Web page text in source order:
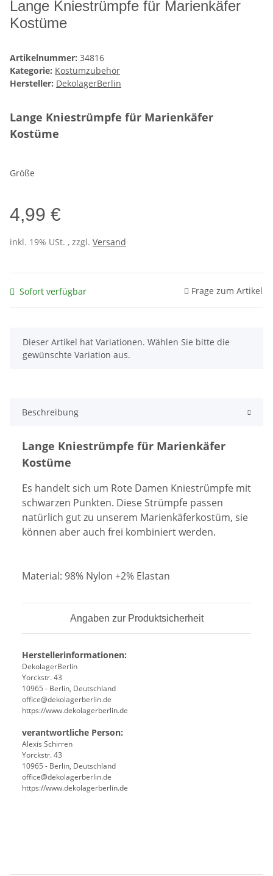
Lange Kniestrümpfe für Marienkäfer
Kostüme
Artikelnummer: 34816
Kategorie: Kostümzubehör
Hersteller: DekolagerBerlin
Lange Kniestrümpfe für Marienkäfer
Kostüme
Größe
4,99 €
inkl. 19% USt. , zzgl. Versand
Sofort verfügbar Frage zum Artikel
x
Dieser Artikel hat Variationen. Wählen Sie bitte die
gewünschte Variation aus.
Beschreibung
Lange Kniestrümpfe für Marienkäfer
Kostüme
Es handelt sich um Rote Damen Kniestrümpfe mit
schwarzen Punkten. Diese Strümpfe passen
natürlich gut zu unserem Marienkäferkostüm, sie
können aber auch frei kombiniert werden.
Material: 98% Nylon +2% Elastan
Angaben zur Produktsicherheit
Herstellerinformationen:
DekolagerBerlin
Yorckstr. 43
10965 - Berlin, Deutschland
office@dekolagerberlin.de
https://www.dekolagerberlin.de
verantwortliche Person:
Alexis Schirren
Yorckstr. 43
10965 - Berlin, Deutschland
office@dekolagerberlin.de
https://www.dekolagerberlin.de